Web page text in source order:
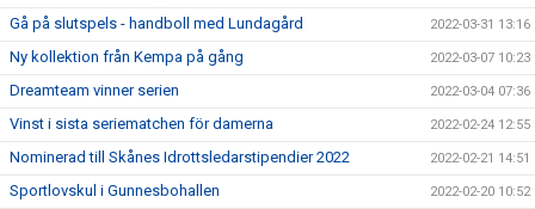
Gå på slutspels - handboll med Lundagård 2022-03-31 13:16
Ny kollektion från Kempa på gång 2022-03-07 10:23
Dreamteam vinner serien 2022-03-04 07:36
Vinst i sista seriematchen för damerna 2022-02-24 12:55
Nominerad till Skånes Idrottsledarstipendier 2022 2022-02-21 14:51
Sportlovskul i Gunnesbohallen 2022-02-20 10:52